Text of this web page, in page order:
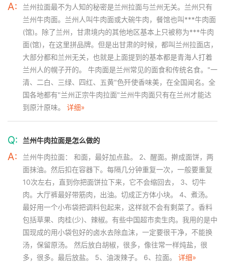
A:
兰州拉面最不为人知的秘密是兰州拉面与兰州无关。兰州只有
兰州牛肉面。兰州人叫牛肉面或大碗牛肉，餐馆也叫***牛肉面
(馆)。除了兰州，甘肃境内的其他地区基本上只被称为***牛肉
面(馆)，在这里拼品牌。但是出甘肃的时候，都叫兰州拉面店，
大部分都和兰州无关，也就是上面提到的基本都是青海人打着
兰州人的幌子开的。 牛肉面是兰州常见的面食和传统名食。"一
清、二白、三绿、四红、五黄"色歼使香味美，在全国闻名。全
国各地都有"兰州正宗牛肉拉面"兰州牛肉面只有在兰州才能达
到原汁原味。 详细»
Q: 兰州牛肉拉面是怎么做的
A:
兰州牛肉拉面： 和面，最好加点盐。 2、醒面。擀成面饼，两
面抹油。然后扣在容器下。每隔几分钟重复一次，一般要重复
10次左右，直到你把面饼拉下来，它不会缩回去， 3、切牛
肉。大厅裤最好带筋肉，出油。切成正方体小块。 4、煮汤。
最好用一个小布袋把调料包起来，这样就不会有剩菜了。香料
包括草果、肉桂(少)、辣椒。有些中国超市卖生肉。我用的是中
国现成的用小袋包好的卤水去除血沫，一定要很干净，不能换
汤，保留原汤。 然后放白胡椒，很多，像往常一样炖盐，很
多，很多。最后放盐。 5、油泼辣子。 6、拉面。 详细»